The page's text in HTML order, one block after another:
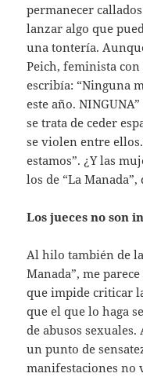
permanecer
lanzar algo que
una tontería.
Peich, feminista con
escribía: “Ninguna
este año. NINGUNA”
se trata de ceder
se violen entre
estamos”. ¿Y las
los de “La Manada”,
Los jueces no son
Al hilo también de
Manada”, me
que impide criticar
que el que lo haga
de abusos
un punto de
manifestaciones no